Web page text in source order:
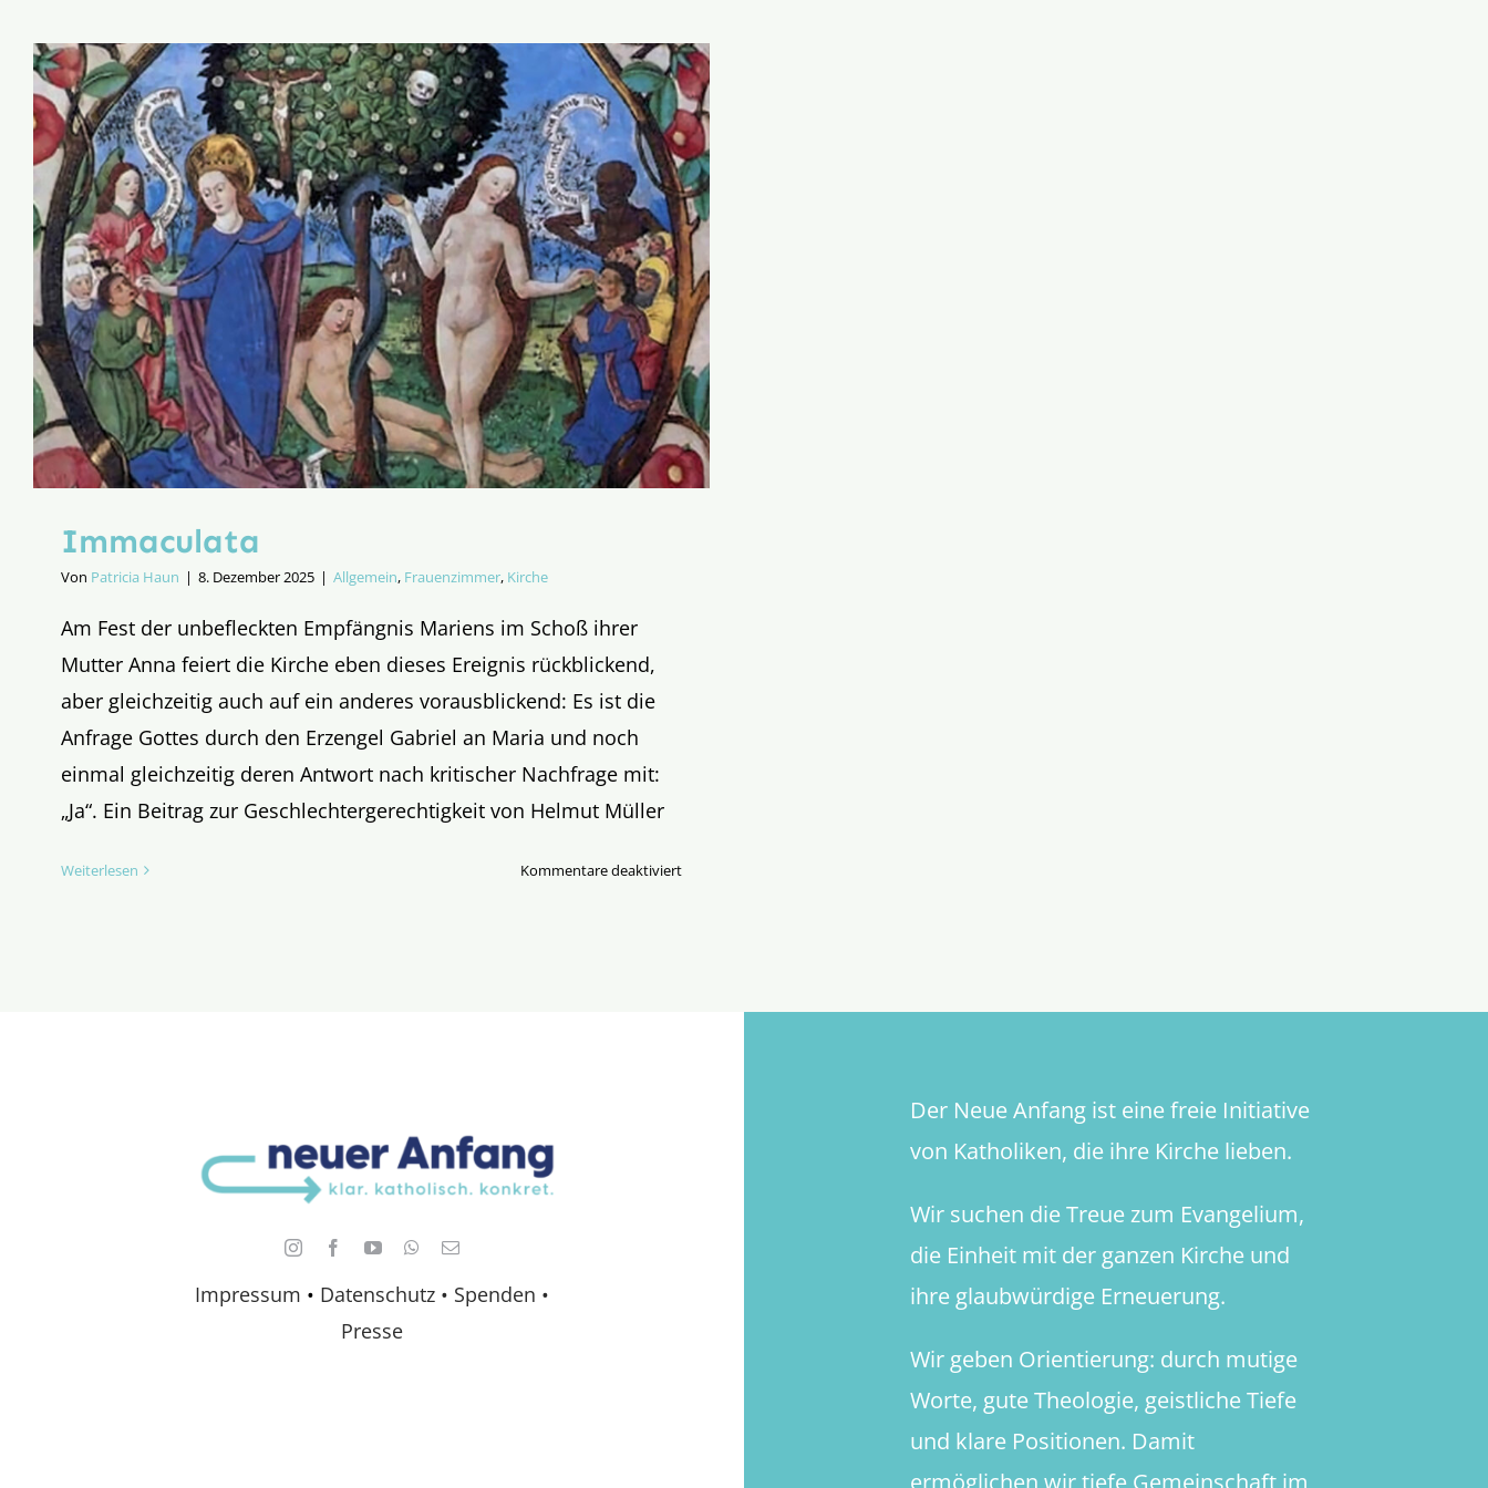
Immaculata
Von Patricia Haun | 8. Dezember 2025 | Allgemein, Frauenzimmer, Kirche
Am Fest der unbefleckten Empfängnis Mariens im Schoß ihrer
Mutter Anna feiert die Kirche eben dieses Ereignis rückblickend,
aber gleichzeitig auch auf ein anderes vorausblickend: Es ist die
Anfrage Gottes durch den Erzengel Gabriel an Maria und noch
einmal gleichzeitig deren Antwort nach kritischer Nachfrage mit:
„Ja“. Ein Beitrag zur Geschlechtergerechtigkeit von Helmut Müller
Weiterlesen Kommentare deaktiviertfür
Impressum • Datenschutz • Spenden •
Presse
Der Neue Anfang ist eine freie Initiative
von Katholiken, die ihre Kirche lieben.
Wir suchen die Treue zum Evangelium,
die Einheit mit der ganzen Kirche und
ihre glaubwürdige Erneuerung.
Wir geben Orientierung: durch mutige
Worte, gute Theologie, geistliche Tiefe
und klare Positionen. Damit
ermöglichen wir tiefe Gemeinschaft im